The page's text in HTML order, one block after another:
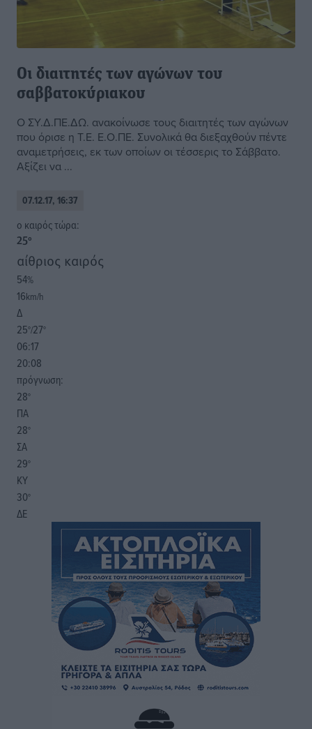
Οι διαιτητές των αγώνων του
σαββατοκύριακου
Ο ΣΥ.Δ.ΠΕ.ΔΩ. ανακοίνωσε τους διαιτητές των αγώνων
που όρισε η Τ.Ε. Ε.Ο.ΠΕ. Συνολικά θα διεξαχθούν πέντε
αναμετρήσεις, εκ των οποίων οι τέσσερις το Σάββατο.
Αξίζει να ...
07.12.17, 16:37
o καιρός τώρα:
25°
αίθριος καιρός
54%
16km/h
Δ
25°/27°
06:17
20:08
πρόγνωση:
28°
ΠΑ
28°
ΣΑ
29°
ΚΥ
30°
ΔΕ